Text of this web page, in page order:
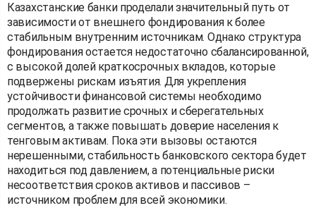
Казахстанские банки проделали значительный путь от
зависимости от внешнего фондирования к более
стабильным внутренним источникам. Однако структура
фондирования остается недостаточно сбалансированной,
с высокой долей краткосрочных вкладов, которые
подвержены рискам изъятия. Для укрепления
устойчивости финансовой системы необходимо
продолжать развитие срочных и сберегательных
сегментов, а также повышать доверие населения к
тенговым активам. Пока эти вызовы остаются
нерешенными, стабильность банковского сектора будет
находиться под давлением, а потенциальные риски
несоответствия сроков активов и пассивов –
источником проблем для всей экономики.